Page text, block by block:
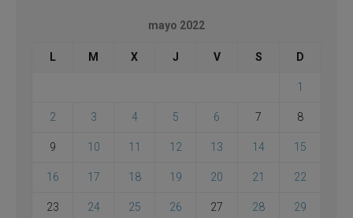
mayo 2022
L M X J V S D
1
2 3 4 5 6 7 8
9 10 11 12 13 14 15
16 17 18 19 20 21 22
23 24 25 26 27 28 29